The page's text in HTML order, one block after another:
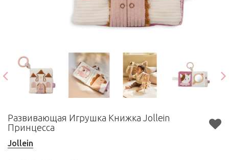
Развивающая Игрушка Книжка Jollein
Принцесса
Jollein